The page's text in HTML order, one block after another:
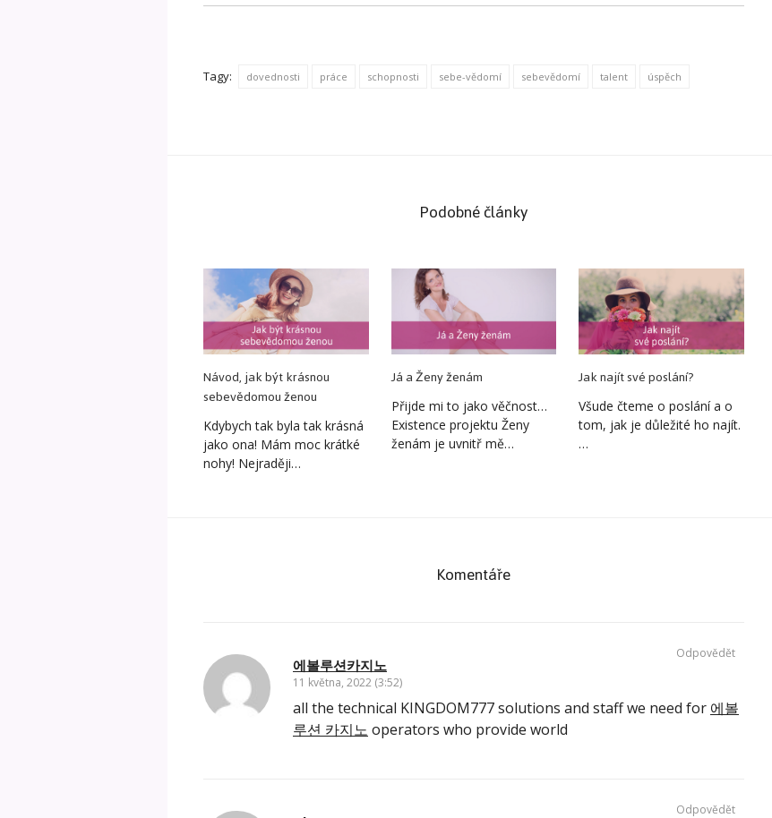
Tagy: dovednosti práce schopnosti sebe-vědomí sebevědomí talent úspěch
Podobné články
Návod, jak být krásnou
sebevědomou ženou
Kdybych tak byla tak krásná
jako ona! Mám moc krátké
nohy! Nejraději…
Já a Ženy ženám
Přijde mi to jako věčnost…
Existence projektu Ženy
ženám je uvnitř mě…
Jak najít své poslání?
Všude čteme o poslání a o
tom, jak je důležité ho najít.
…
Komentáře
에볼루션카지노
11 května, 2022 (3:52)
all the technical KINGDOM777 solutions and staff we need for 에볼
루션 카지노 operators who provide world
Odpovědět
Odpovědět